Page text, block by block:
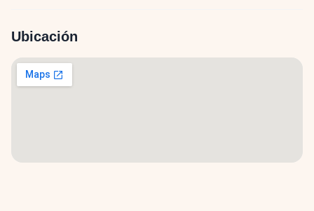
Ubicación